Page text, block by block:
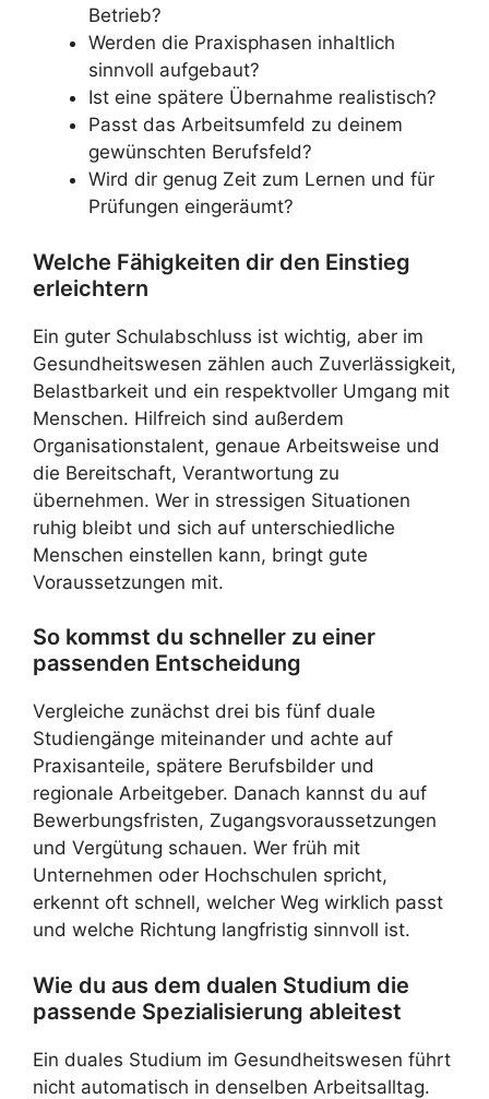
Betrieb?
Werden die Praxisphasen inhaltlich
sinnvoll aufgebaut?
Ist eine spätere Übernahme realistisch?
Passt das Arbeitsumfeld zu deinem
gewünschten Berufsfeld?
Wird dir genug Zeit zum Lernen und für
Prüfungen eingeräumt?
Welche Fähigkeiten dir den Einstieg
erleichtern
Ein guter Schulabschluss ist wichtig, aber im
Gesundheitswesen zählen auch Zuverlässigkeit,
Belastbarkeit und ein respektvoller Umgang mit
Menschen. Hilfreich sind außerdem
Organisationstalent, genaue Arbeitsweise und
die Bereitschaft, Verantwortung zu
übernehmen. Wer in stressigen Situationen
ruhig bleibt und sich auf unterschiedliche
Menschen einstellen kann, bringt gute
Voraussetzungen mit.
So kommst du schneller zu einer
passenden Entscheidung
Vergleiche zunächst drei bis fünf duale
Studiengänge miteinander und achte auf
Praxisanteile, spätere Berufsbilder und
regionale Arbeitgeber. Danach kannst du auf
Bewerbungsfristen, Zugangsvoraussetzungen
und Vergütung schauen. Wer früh mit
Unternehmen oder Hochschulen spricht,
erkennt oft schnell, welcher Weg wirklich passt
und welche Richtung langfristig sinnvoll ist.
Wie du aus dem dualen Studium die
passende Spezialisierung ableitest
Ein duales Studium im Gesundheitswesen führt
nicht automatisch in denselben Arbeitsalltag.